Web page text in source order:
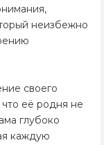
неизбежно
своего
её родня не
глубоко
каждую